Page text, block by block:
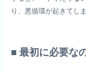
り、悪循環が起きてし
■ 最初に必要な